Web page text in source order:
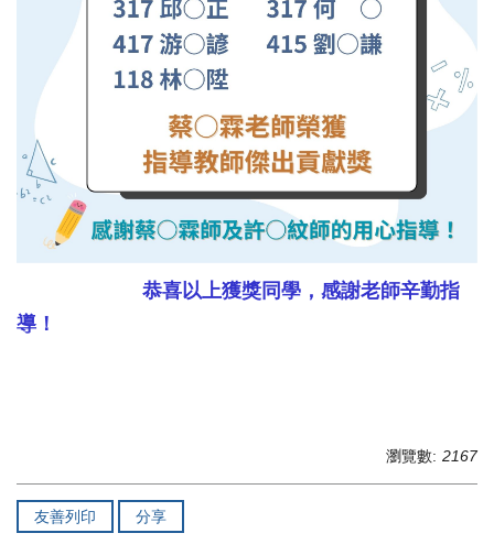
恭喜以上獲獎同學，感謝老師辛勤指
導！
瀏覽數: 2167
友善列印 分享